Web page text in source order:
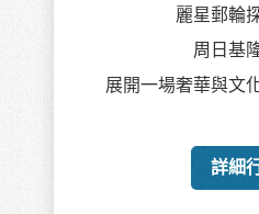
麗星郵輪
周日基
展開一場奢華與文
詳細